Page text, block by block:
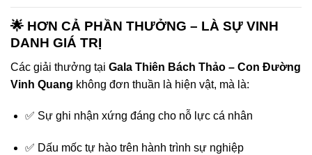
🌟 HƠN CẢ PHẦN THƯỞNG – LÀ SỰ VINH
DANH GIÁ TRỊ
Các giải thưởng tại Gala Thiên Bách Thảo – Con Đường
Vinh Quang không đơn thuần là hiện vật, mà là:
✅ Sự ghi nhận xứng đáng cho nỗ lực cá nhân
✅ Dấu mốc tự hào trên hành trình sự nghiệp